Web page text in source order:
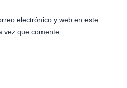
electrónico y web en este
vez que comente.